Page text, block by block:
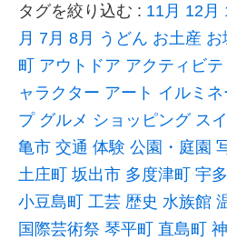
タグを絞り込む : 11月 12月
月 7月 8月 うどん お土産 お
町
アウトドア アクティビテ
ャラクター アート イルミ
プ グルメ ショッピング ス
亀市 交通 体験 公園・庭園
土庄町
坂出市 多度津町 宇
小豆島町
工芸 歴史 水族館
国際芸術祭 琴平町 直島町